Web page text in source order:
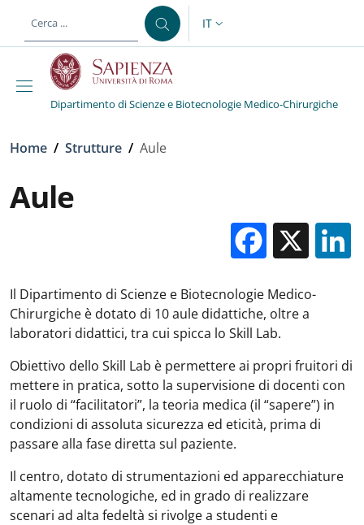
al contenuto principale
SELETTORE LINGUA:
IT
Dipartimento di Scienze e Biotecnologie Medico-Chirurgiche
Briciole di pane
Home / Strutture / Aule
Aule
X
Il Dipartimento di Scienze e Biotecnologie Medico-
Chirurgiche è dotato di 10 aule didattiche, oltre a
laboratori didattici, tra cui spicca lo Skill Lab.
Obiettivo dello Skill Lab è permettere ai propri fruitori di
mettere in pratica, sotto la supervisione di docenti con
il ruolo di “facilitatori”, la teoria medica (il “sapere”) in
condizioni di assoluta sicurezza ed eticità, prima di
passare alla fase diretta sul paziente.
Il centro, dotato di strumentazioni ed apparecchiature
altamente tecnologiche, ed in grado di realizzare
scenari ad alta fedeltà si rivolge a studenti e